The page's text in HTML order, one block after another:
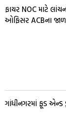
ફાયર NOC માટે
ઓફિસર ACBના
ગાંધીનગરમાં ફૂડ એન્ડ